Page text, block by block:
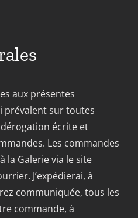
aux présentes
prévalent sur toutes
écrite et
Les commandes
la Galerie via le site
J’expédierai, à
communiquée, tous les
commande, à